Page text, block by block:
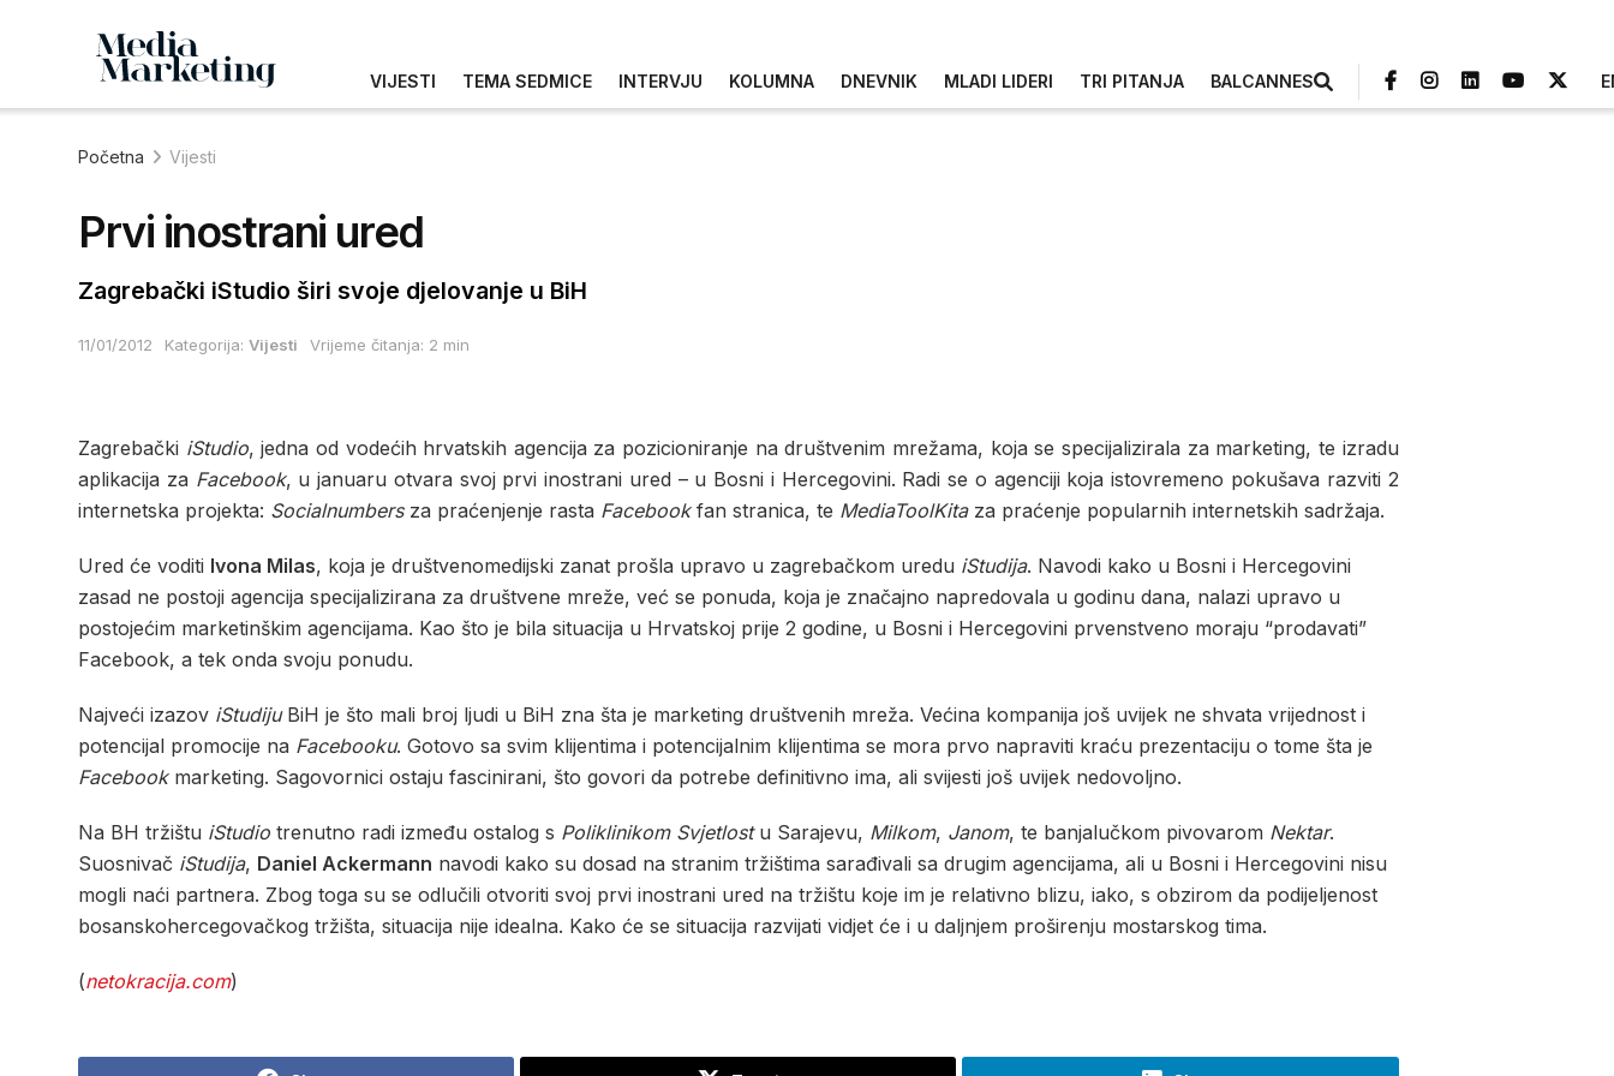
VIJESTI TEMA SEDMICE INTERVJU KOLUMNA DNEVNIK MLADI LIDERI TRI PITANJA BALCANNES
Početna Vijesti
Prvi inostrani ured
Zagrebački iStudio širi svoje djelovanje u BiH
11/01/2012 Kategorija: Vijesti Vrijeme čitanja: 2 min
Zagrebački iStudio, jedna od vodećih hrvatskih agencija za pozicioniranje na društvenim mrežama, koja se specijalizirala za marketing, te izradu
aplikacija za Facebook, u januaru otvara svoj prvi inostrani ured – u Bosni i Hercegovini. Radi se o agenciji koja istovremeno pokušava razviti 2
internetska projekta: Socialnumbersza praćenjenje rasta Facebookfan stranica, te MediaToolKitaza praćenje popularnih internetskih sadržaja.
Ured će voditi Ivona Milas, koja je društvenomedijski zanat prošla upravo u zagrebačkom uredu iStudija. Navodi kako u Bosni i Hercegovini
zasad ne postoji agencija specijalizirana za društvene mreže, već se ponuda, koja je značajno napredovala u godinu dana, nalazi upravo u
postojećim marketinškim agencijama. Kao što je bila situacija u Hrvatskoj prije 2 godine, u Bosni i Hercegovini prvenstveno moraju “prodavati”
Facebook, a tek onda svoju ponudu.
Najveći izazov iStudijuBiH je što mali broj ljudi u BiH zna šta je marketing društvenih mreža. Većina kompanija još uvijek ne shvata vrijednost i
potencijal promocije na Facebooku. Gotovo sa svim klijentima i potencijalnim klijentima se mora prvo napraviti kraću prezentaciju o tome šta je
Facebookmarketing. Sagovornici ostaju fascinirani, što govori da potrebe definitivno ima, ali svijesti još uvijek nedovoljno.
Na BH tržištu iStudio trenutno radi između ostalog s Poliklinikom Svjetlostu Sarajevu, Milkom, Janom, te banjalučkom pivovarom Nektar.
Suosnivač iStudija, Daniel Ackermann navodi kako su dosad na stranim tržištima sarađivali sa drugim agencijama, ali u Bosni i Hercegovini nisu
mogli naći partnera. Zbog toga su se odlučili otvoriti svoj prvi inostrani ured na tržištu koje im je relativno blizu, iako, s obzirom da podijeljenost
bosanskohercegovačkog tržišta, situacija nije idealna. Kako će se situacija razvijati vidjet će i u daljnjem proširenju mostarskog tima.
(netokracija.com)